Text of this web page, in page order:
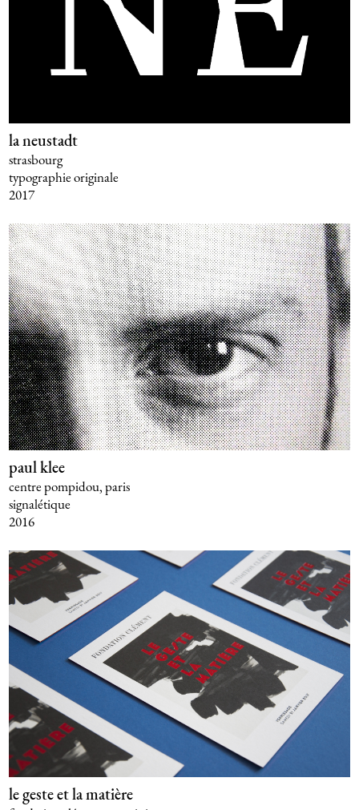
la neustadt
strasbourg
typographie originale
2017
paul klee
centre pompidou, paris
signalétique
2016
le geste et la matière